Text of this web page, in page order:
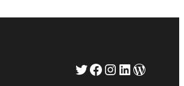
Twitter
Facebook
Instagram
LinkedIn